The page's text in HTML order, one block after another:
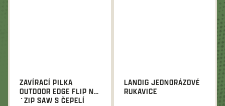
ZAVÍRACÍ PILKA
OUTDOOR EDGE FLIP N
´ZIP SAW S ČEPELÍ
LANDIG JEDNORÁZOVÉ
RUKAVICE